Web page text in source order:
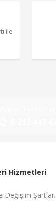
ile
Hizmetleri
Değişim Şartları